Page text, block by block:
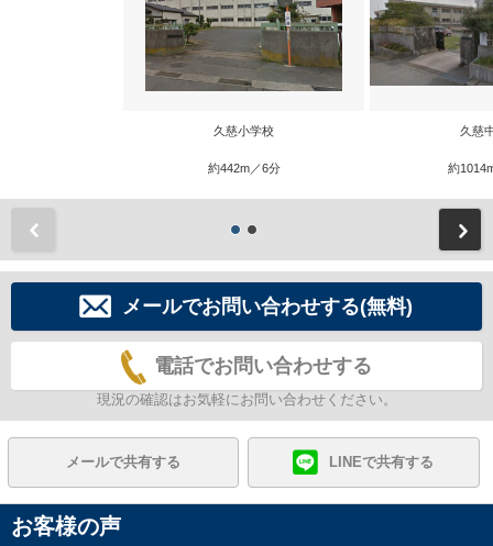
久慈小学校
約442m／6分
久慈
約
メールでお問い合わせする(無料)
電話でお問い合わせする
現況の確認はお気軽にお問い合わせください。
メールで共有する LINEで共有する
お客様の声